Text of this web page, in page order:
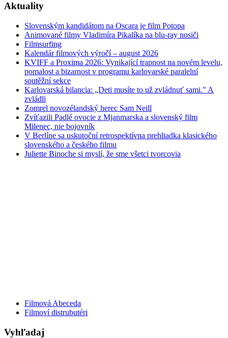
Aktuality
Slovenským kandidátom na Oscara je film Potopa
Animované filmy Vladimíra Pikalíka na blu-ray nosiči
Filmsurfing
Kalendár filmových výročí – august 2026
KVIFF a Proxima 2026: Vynikající trapnost na novém levelu,
pomalost a bizarnost v programu karlovarské paralelní
soutěžní sekce
Karlovarská bilancia: „Deti musíte to už zvládnuť sami." A
zvládli
Zomrel novozélandský herec Sam Neill
Zvíťazili Padlé ovocie z Mjanmarska a slovenský film
Milenec, nie bojovník
V Berlíne sa uskutoční retrospektívna prehliadka klasického
slovenského a českého filmu
Juliette Binoche si myslí, že sme všetci tvorcovia
Filmová Abeceda
Filmoví distrubutéri
Vyhľadaj